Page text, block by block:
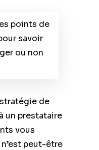
points de
savoir
ou non
de
un prestataire
vous
peut-être